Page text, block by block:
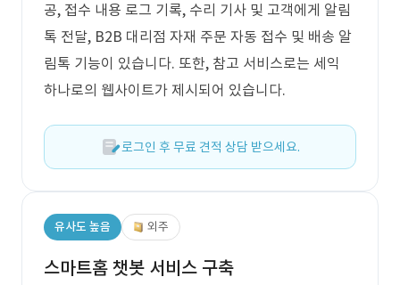
공, 접수 내용 로그 기록, 수리 기사 및 고객에게 알림
톡 전달, B2B 대리점 자재 주문 자동 접수 및 배송 알
림톡 기능이 있습니다. 또한, 참고 서비스로는 세익
하나로의 웹사이트가 제시되어 있습니다.
로그인 후 무료 견적 상담 받으세요.
유사도 높음 외주
스마트홈 챗봇 서비스 구축